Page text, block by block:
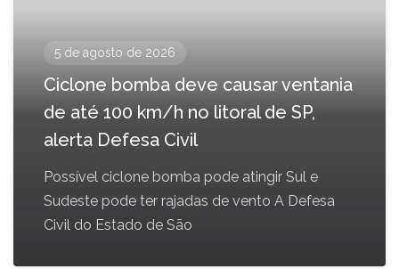
5 de agosto de 2026
Ciclone bomba deve causar ventania
de até 100 km/h no litoral de SP,
alerta Defesa Civil
Possível ciclone bomba pode atingir Sul e
Sudeste pode ter rajadas de vento A Defesa
Civil do Estado de São